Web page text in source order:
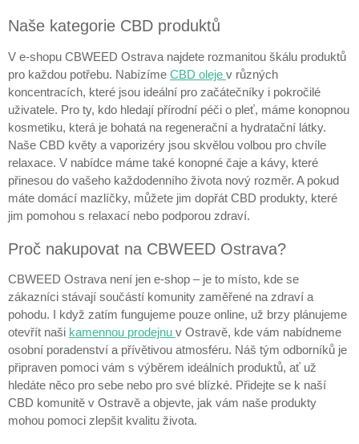
Naše kategorie CBD produktů
V e-shopu CBWEED Ostrava najdete rozmanitou škálu produktů
pro každou potřebu. Nabízíme CBD oleje v různých
koncentracích, které jsou ideální pro začátečníky i pokročilé
uživatele. Pro ty, kdo hledají přírodní péči o pleť, máme konopnou
kosmetiku, která je bohatá na regenerační a hydratační látky.
Naše CBD květy a vaporizéry jsou skvělou volbou pro chvíle
relaxace. V nabídce máme také konopné čaje a kávy, které
přinesou do vašeho každodenního života nový rozměr. A pokud
máte domácí mazlíčky, můžete jim dopřát CBD produkty, které
jim pomohou s relaxací nebo podporou zdraví.
Proč nakupovat na CBWEED Ostrava?
CBWEED Ostrava není jen e-shop – je to místo, kde se
zákazníci stávají součástí komunity zaměřené na zdraví a
pohodu. I když zatím fungujeme pouze online, už brzy plánujeme
otevřít naši kamennou prodejnu v Ostravě, kde vám nabídneme
osobní poradenství a přívětivou atmosféru. Náš tým odborníků je
připraven pomoci vám s výběrem ideálních produktů, ať už
hledáte něco pro sebe nebo pro své blízké. Přidejte se k naší
CBD komunitě v Ostravě a objevte, jak vám naše produkty
mohou pomoci zlepšit kvalitu života.